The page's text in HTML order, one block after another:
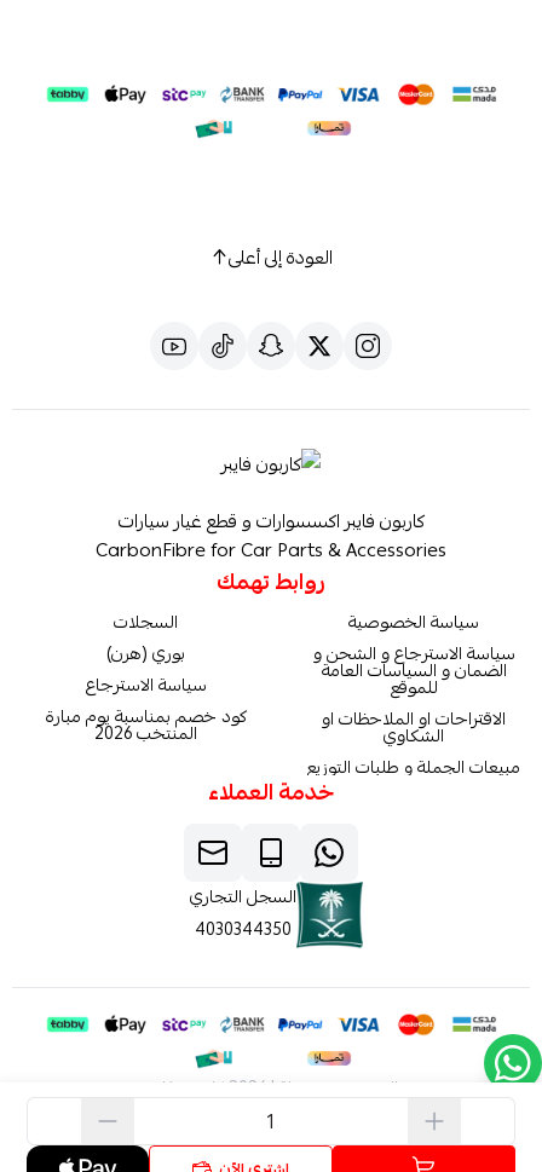
العودة إلى أعلى
كاربون فايبر اكسسوارات و قطع غيار سيارات
CarbonFibre for Car Parts & Accessories
روابط تهمك
سياسة الخصوصية
سياسة الاسترجاع و الشحن و
الضمان و السياسات العامة
للموقع
الاقتراحات او الملاحظات او
الشكاوي
مبيعات الجملة و طلبات التوزيع
السجلات
بوري (هرن)
سياسة الاسترجاع
كود خصم بمناسبة يوم مبارة
المنتخب 2026
خدمة العملاء
السجل التجاري
4030344350
الحقوق محفوظة | 2026 كاربون فايبر